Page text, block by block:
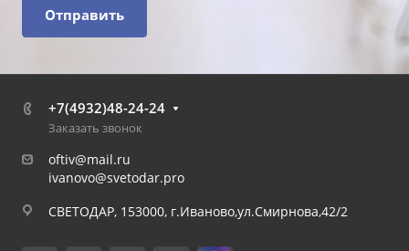
Отправить
+7(4932)48-24-24
Заказать звонок
oftiv@mail.ru
ivanovo@svetodar.pro
СВЕТОДАР, 153000, г.Иваново,ул.Смирнова,42/2